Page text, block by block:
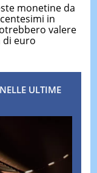
monetine da
in
valere
di euro
ULTIME